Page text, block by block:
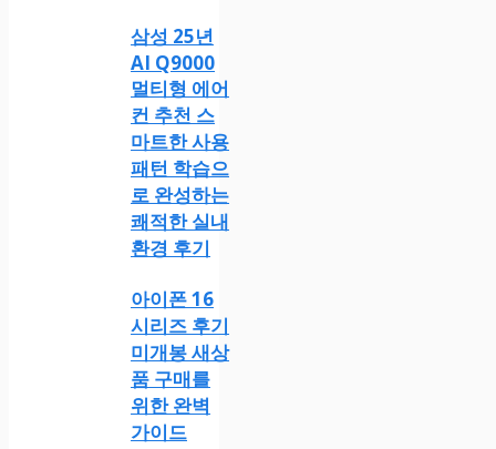
삼성 25년
AI Q9000
멀티형 에어
컨 추천 스
마트한 사용
패턴 학습으
로 완성하는
쾌적한 실내
환경 후기
아이폰 16
시리즈 후기
미개봉 새상
품 구매를
위한 완벽
가이드